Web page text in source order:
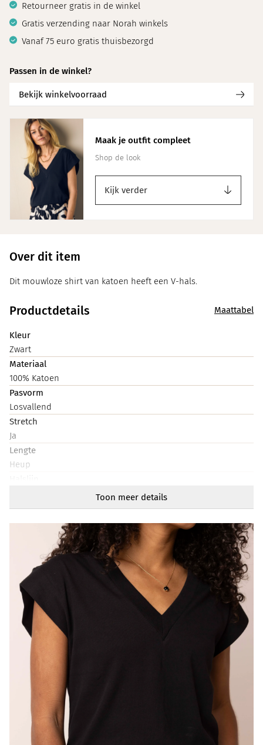
Retourneer gratis in de winkel
Gratis verzending naar Norah winkels
Vanaf 75 euro gratis thuisbezorgd
Passen in de winkel?
Bekijk winkelvoorraad
Maak je outfit compleet
Shop de look
Kijk verder
Over dit item
Dit mouwloze shirt van katoen heeft een V-hals.
Productdetails Maattabel
Kleur
Zwart
Materiaal
100% Katoen
Pasvorm
Losvallend
Stretch
Ja
Lengte
Heup
Mouwlengte
Kort
Artikelnummer
219003-001
Toon meer details